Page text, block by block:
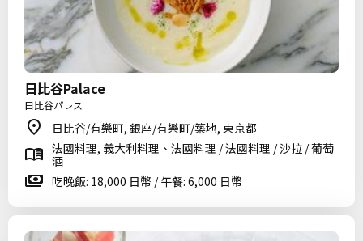
日比谷Palace
日比谷パレス
日比谷/有樂町, 銀座/有樂町/築地, 東京都
法國料理, 義大利料理、法國料理 / 法國料理 / 沙拉 / 葡萄
酒
吃晚飯: 18,000 日幣 / 午餐: 6,000 日幣